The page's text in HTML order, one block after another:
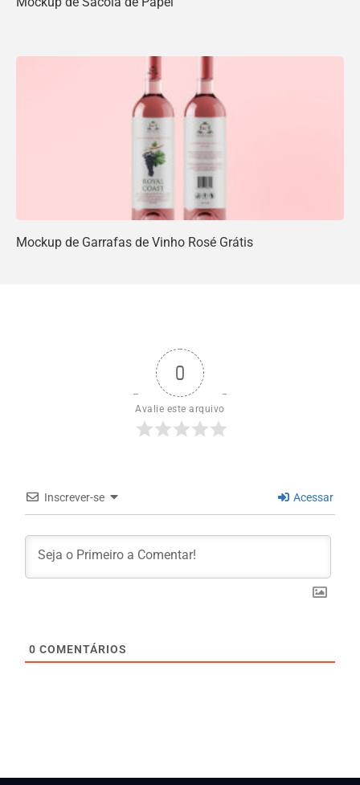
Mockup de Garrafas de Vinho Rosé Grátis
0
Avalie este arquivo
Inscrever-se Acessar
0 COMENTÁRIOS